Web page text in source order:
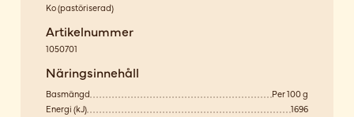
Ko(pastöriserad)
Artikelnummer
1050701
Näringsinnehåll
Basmängd
Per 100 g
Energi (kJ)
1696